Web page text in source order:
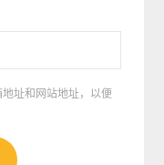
址和网站地址，以便